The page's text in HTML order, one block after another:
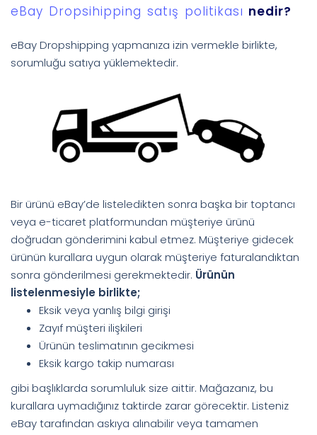
eBay Dropsihipping satış politikası nedir?
eBay Dropshipping yapmanıza izin vermekle birlikte,
sorumluğu satıya yüklemektedir.
Bir ürünü eBay’de listeledikten sonra başka bir toptancı
veya e-ticaret platformundan müşteriye ürünü
doğrudan gönderimini kabul etmez. Müşteriye gidecek
ürünün kurallara uygun olarak müşteriye faturalandıktan
sonra gönderilmesi gerekmektedir. Ürünün
listelenmesiyle birlikte;
Eksik veya yanlış bilgi girişi
Zayıf müşteri ilişkileri
Ürünün teslimatının gecikmesi
Eksik kargo takip numarası
gibi başlıklarda sorumluluk size aittir. Mağazanız, bu
kurallara uymadığınız taktirde zarar görecektir. Listeniz
eBay tarafından askıya alınabilir veya tamamen